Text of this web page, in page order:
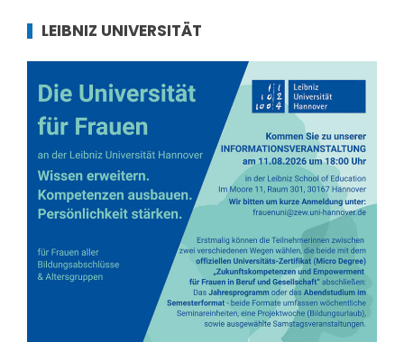
LEIBNIZ UNIVERSITÄT